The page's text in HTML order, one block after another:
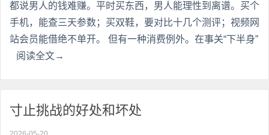
都说男人的钱难赚。平时买东西，男人能理性到离谱。买个
手机，能查三天参数；买双鞋，要对比十几个测评；视频网
站会员能借绝不单开。 但有一种消费例外。在事关“下半身”
阅读全文→
寸止挑战的好处和坏处